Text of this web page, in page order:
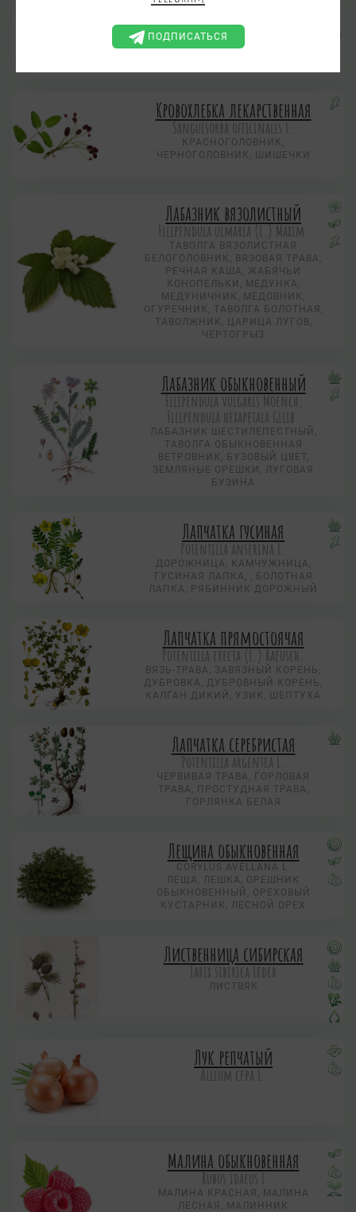
Крапива двудомная
Urtica dioica L.
ЖАЛИВА, ЖГУНКА, ЖЕГАЛА,
ЖИГАЛКА, СТРЕКАВА, СТРЕКАВКА
Кровохлебка лекарственная
Sanguisorba officinalis L.
КРАСНОГОЛОВНИК,
ЧЕРНОГОЛОВНИК, ШИШЕЧКИ
Лабазник вязолистный
Filipendula ulmaria (L.) Maxim.
ТАВОЛГА ВЯЗОЛИСТНАЯ
БЕЛОГОЛОВНИК, ВЯЗОВАЯ ТРАВА,
РЕЧНАЯ КАША, ЖАБЯЧЬИ
КОНОПЕЛЬКИ, МЕДУНКА,
МЕДУНИЧНИК, МЕДОВНИК,
ОГУРЕЧНИК, ТАВОЛГА БОЛОТНАЯ,
ТАВОЛЖНИК, ЦАРИЦА ЛУГОВ,
ЧЕРТОГРЫЗ
Лабазник обыкновенный
Filipendula vulgaris Moench,
Filipendula hexapetala Gilib.
ЛАБАЗНИК ШЕСТИЛЕПЕСТНЫЙ,
ТАВОЛГА ОБЫКНОВЕННАЯ
ВЕТРОВНИК, БУЗОВЫЙ ЦВЕТ,
ЗЕМЛЯНЫЕ ОРЕШКИ, ЛУГОВАЯ
БУЗИНА
Лапчатка гусиная
Potentilla anserina L.
ДОРОЖНИЦА, КАМЧУЖНИЦА,
ГУСИНАЯ ЛАПКА, , БОЛОТНАЯ
ЛАПКА, РЯБИННИК ДОРОЖНЫЙ
Лапчатка прямостоячая
Potentilla erecta (L.) Raeusch.
ВЯЗЬ-ТРАВА, ЗАВЯЗНЫЙ КОРЕНЬ,
ДУБРОВКА, ДУБРОВНЫЙ КОРЕНЬ,
КАЛГАН ДИКИЙ, УЗИК, ШЕПТУХА
Лапчатка серебристая
Potentilla argentea L.
ЧЕРВИВАЯ ТРАВА, ГОРЛОВАЯ
ТРАВА, ПРОСТУДНАЯ ТРАВА,
ГОРЛЯНКА БЕЛАЯ
Лещина обыкновенная
CORYLUS AVELLANA L.
ЛЕЩА, ЛЕШКА, ОРЕШНИК
ОБЫКНОВЕННЫЙ, ОРЕХОВЫЙ
КУСТАРНИК, ЛЕСНОЙ ОРЕХ
Лиственница сибирская
Larix sibirica Ledeb
ЛИСТВЯК
Лук репчатый
Allium сера L.
Малина обыкновенная
Rubus idaeus L
МАЛИНА КРАСНАЯ, МАЛИНА
ЛЕСНАЯ, МАЛИННИК
ПОДПИСАТЬСЯ